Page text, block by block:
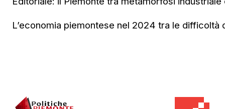
L’economia piemontese nel 2024 tra le